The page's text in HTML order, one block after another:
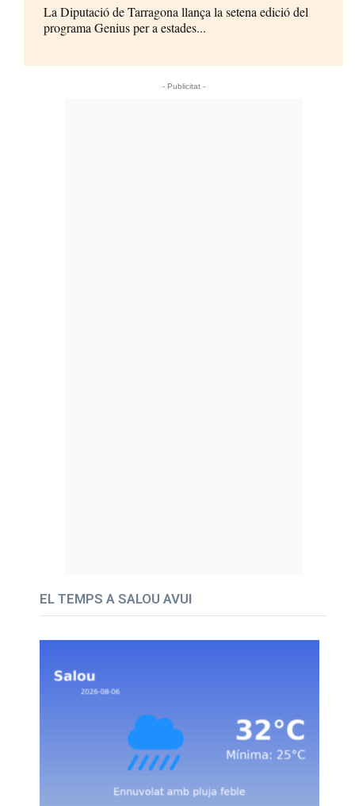
La Diputació de Tarragona llança la setena edició del
programa Genius per a estades...
- Publicitat -
EL TEMPS A SALOU AVUI